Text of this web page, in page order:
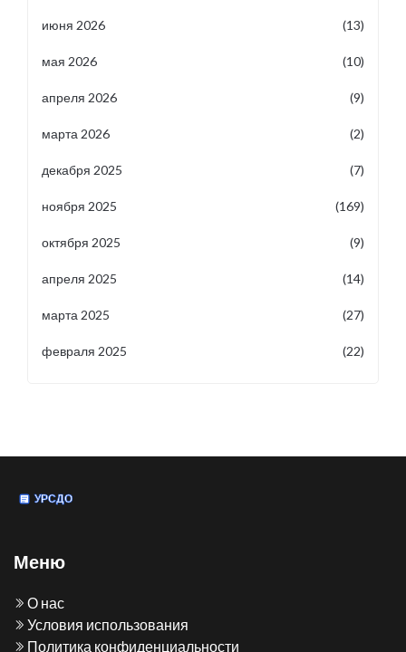
июня 2026 (13)
мая 2026 (10)
апреля 2026 (9)
марта 2026 (2)
декабря 2025 (7)
ноября 2025 (169)
октября 2025 (9)
апреля 2025 (14)
марта 2025 (27)
февраля 2025 (22)
Меню
О нас
Условия использования
Политика конфиденциальности